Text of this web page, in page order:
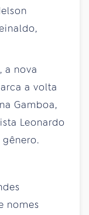
a nova
a volta
Gamboa,
Leonardo
nomes